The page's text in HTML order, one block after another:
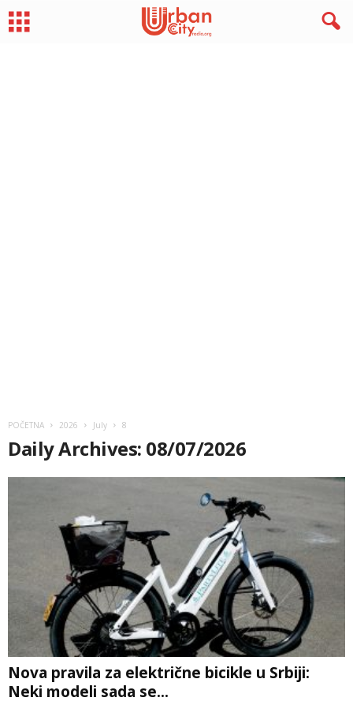
POČETNA 2026 July 8
Daily Archives: 08/07/2026
Nova pravila za električne bicikle u Srbiji:
Neki modeli sada se...